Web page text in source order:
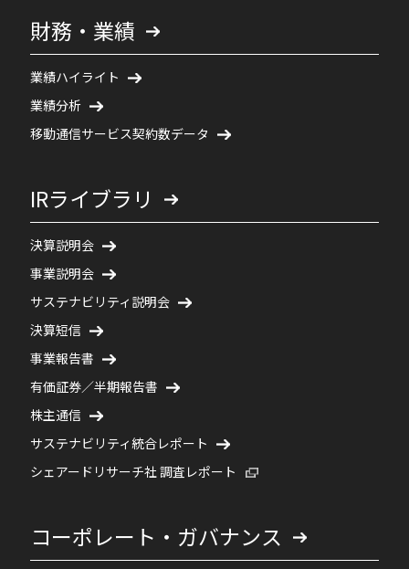
財務・業績
業績ハイライト
業績分析
移動通信サービス契約数データ
IRライブラリ
決算説明会
事業説明会
サステナビリティ説明会
決算短信
事業報告書
有価証券／半期報告書
株主通信
サステナビリティ統合レポート
シェアードリサーチ社 調査レポート 新規ウィンドウで開く
コーポレート・ガバナンス